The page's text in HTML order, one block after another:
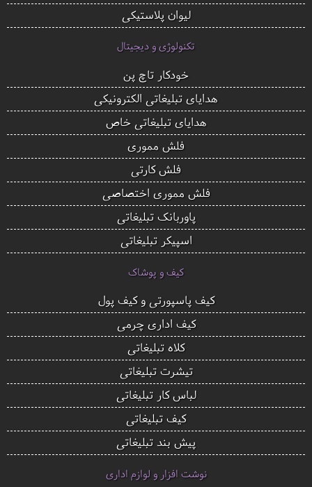
لیوان پلاستیکی
تکنولوژی و دیجیتال
خودکار تاچ پن
هدایای تبلیغاتی الکترونیکی
هدایای تبلیغاتی خاص
فلش مموری
فلش کارتی
فلش مموری اختصاصی
پاوربانک تبلیغاتی
اسپیکر تبلیغاتی
کیف و پوشاک
کیف پاسپورتی و کیف پول
کیف اداری چرمی
کلاه تبلیغاتی
تیشرت تبلیغاتی
لباس کار تبلیغاتی
کیف تبلیغاتی
پیش بند تبلیغاتی
نوشت افزار و لوازم اداری